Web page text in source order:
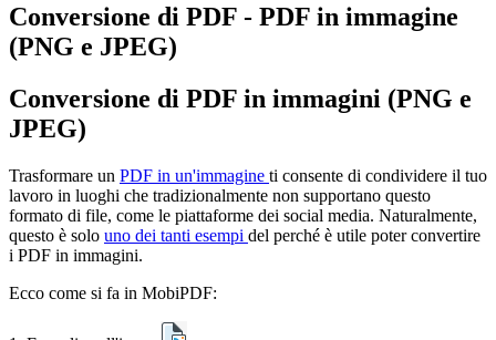
Conversione di PDF - PDF in immagine
(PNG e JPEG)
Conversione di PDF in immagini (PNG e
JPEG)
Trasformare un PDF in un'immagine ti consente di condividere il tuo
lavoro in luoghi che tradizionalmente non supportano questo
formato di file, come le piattaforme dei social media. Naturalmente,
questo è solo uno dei tanti esempi del perché è utile poter convertire
i PDF in immagini.
Ecco come si fa in MobiPDF: